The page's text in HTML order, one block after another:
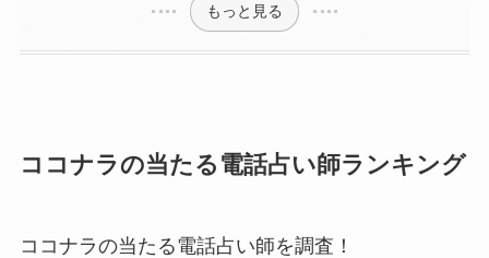
もっと見る
ココナラの当たる電話占い師ランキング
ココナラの当たる電話占い師を調査！